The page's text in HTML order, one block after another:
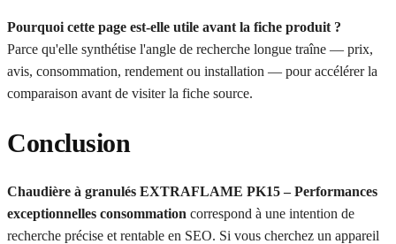
Pourquoi cette page est-elle utile avant la fiche produit ?
Parce qu'elle synthétise l'angle de recherche longue traîne — prix,
avis, consommation, rendement ou installation — pour accélérer la
comparaison avant de visiter la fiche source.
Conclusion
Chaudière à granulés EXTRAFLAME PK15 – Performances
exceptionnelles consommation correspond à une intention de
recherche précise et rentable en SEO. Si vous cherchez un appareil